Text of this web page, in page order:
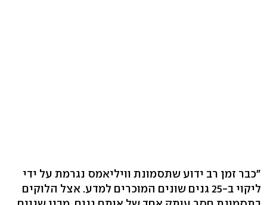
"כבר זמן רב ידוע שתסמונת וויליאמס נגרמת על ידי
ליקוי ב-25 גנים שונים המוכרים למדע. אצל הלוקים